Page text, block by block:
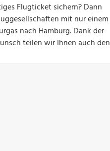
Flugticket sichern? Dann
mit nur einem
nach Hamburg. Dank der
teilen wir Ihnen auch den